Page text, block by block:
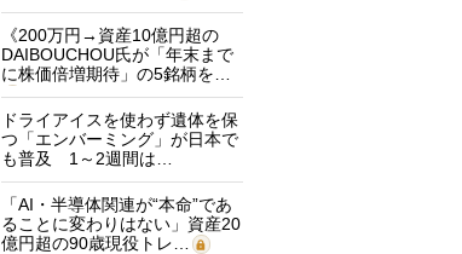
《200万円→資産10億円超の
DAIBOUCHOU氏が「年末まで
に株価倍増期待」の5銘柄を…
ドライアイスを使わず遺体を保
つ「エンバーミング」が日本で
も普及 1～2週間は…
「AI・半導体関連が“本命”であ
ることに変わりはない」資産20
億円超の90歳現役トレ…